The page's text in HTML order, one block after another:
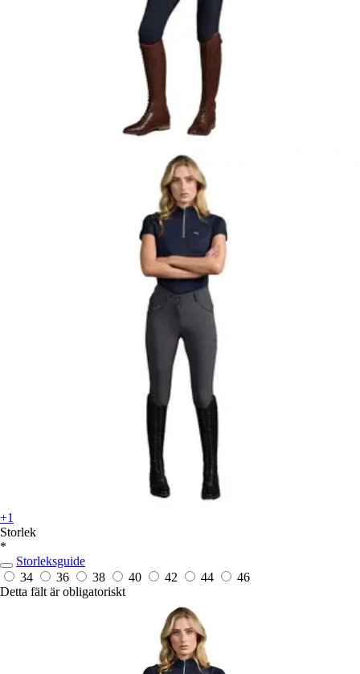
+1
Storlek
*
Storleksguide
34
36 38 40 42 44
46
Detta fält är obligatoriskt